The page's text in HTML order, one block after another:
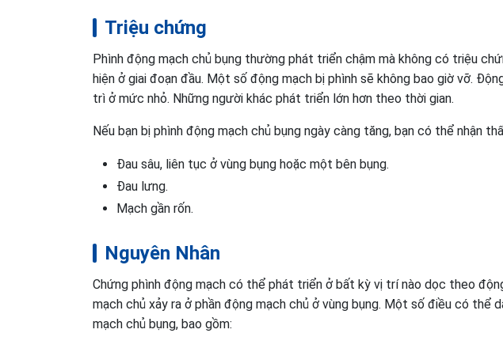
Triệu chứng
Phình động mạch chủ bụng thường phát triển chậm mà không có triệu
hiện ở giai đoạn đầu. Một số động mạch bị phình sẽ không bao giờ vỡ.
trì ở mức nhỏ. Những người khác phát triển lớn hơn theo thời gian.
Nếu bạn bị phình động mạch chủ bụng ngày càng tăng, bạn có thể nhận
Đau sâu, liên tục ở vùng bụng hoặc một bên bụng.
Đau lưng.
Mạch gần rốn.
Nguyên Nhân
Chứng phình động mạch có thể phát triển ở bất kỳ vị trí nào dọc theo
mạch chủ xảy ra ở phần động mạch chủ ở vùng bụng. Một số điều có thể
mạch chủ bụng, bao gồm: